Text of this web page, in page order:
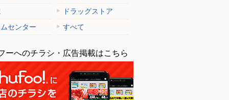
ドラッグストア
センター
すべて
ーへのチラシ・広告掲載はこちら